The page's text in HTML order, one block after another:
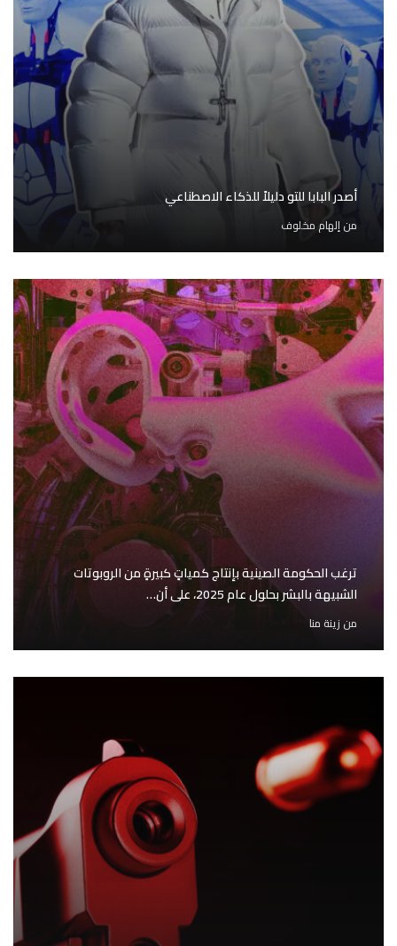
أصدر البابا للتو دليلاً للذكاء الاصطناعي
منإلهام مخلوف
ترغب الحكومة الصينية بإنتاج كمياتٍ كبيرةٍ من الروبوتات
الشبيهة بالبشر بحلول عام 2025، على أن…
من زينة منا